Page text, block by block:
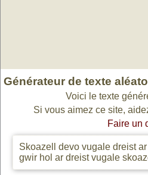
Générateur de texte
Voici le texte
Si vous aimez ce site,
Faire un
Skoazell devo vugale dreist
gwir hol ar dreist vugale